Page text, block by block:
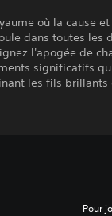
où la cause
dans toutes les
l'apogée de
significatifs
les fils brillants
Pour